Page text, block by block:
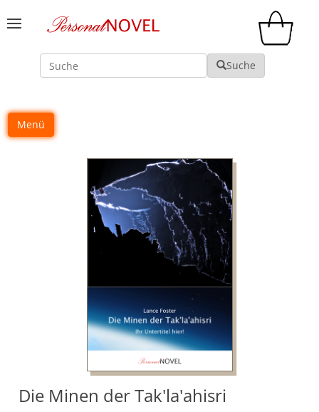
Suche Suche
Menü
Die Minen der Tak'la'ahisri